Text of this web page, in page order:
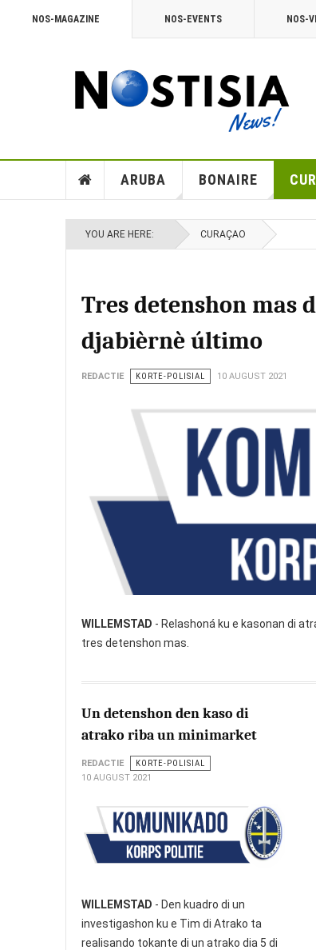
NOS-MAGAZINE NOS-EVENTS NOS-
ARUBA BONAIRE
YOU ARE HERE: CURAÇAO
Tres detenshon mas
djabièrnè último
REDACTIE KORTE-POLISIAL 10 AUGUST 2021
WILLEMSTAD - Relashoná ku e kasonan di
tres detenshon mas.
Un detenshon den kaso di
atrako riba un minimarket
REDACTIE
KORTE-POLISIAL
10 AUGUST 2021
WILLEMSTAD - Den kuadro di un
investigashon ku e Tim di Atrako ta
realisando tokante di un atrako dia 5 di